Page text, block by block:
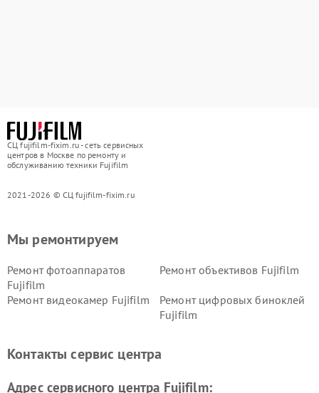
СЦ fujifilm-fixim.ru - сеть сервисных
центров в Москве по ремонту и
обслуживанию техники Fujifilm
2021-2026 © СЦ fujifilm-fixim.ru
Мы ремонтируем
Ремонт фотоаппаратов
Fujifilm
Ремонт объективов Fujifilm
Ремонт видеокамер Fujifilm
Ремонт цифровых биноклей
Fujifilm
Контакты сервис центра
Адрес сервисного центра Fujifilm: